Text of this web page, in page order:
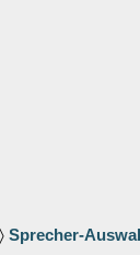
〉 Sprecher-